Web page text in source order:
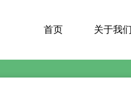
首页 关于我们